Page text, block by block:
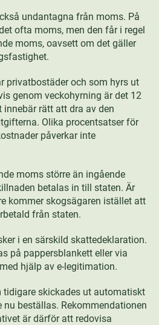
undantagna från moms. På
ofta moms, men den får i regel
moms, oavsett om det gäller
privatbostäder och som hyrs ut
genom veckohyrning är det 12
rätt att dra av den
Olika procentsatser för
påverkar inte
moms större än ingående
betalas in till staten. Är
kommer skogsägaren istället att
från staten.
i en särskild skattedeklaration.
på pappersblankett eller via
hjälp av e-legitimation.
tidigare skickades ut automatiskt
beställas. Rekommendationen
är därför att redovisa